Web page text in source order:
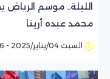
الليلة.. موسم
محمد عبده أرينا
السبت 04/يناير/2025 - 07:56 م